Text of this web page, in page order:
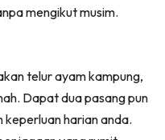
Selebriti
mengikut musim.
telur ayam kampung,
Dapat dua pasang pun
keperluan harian anda.